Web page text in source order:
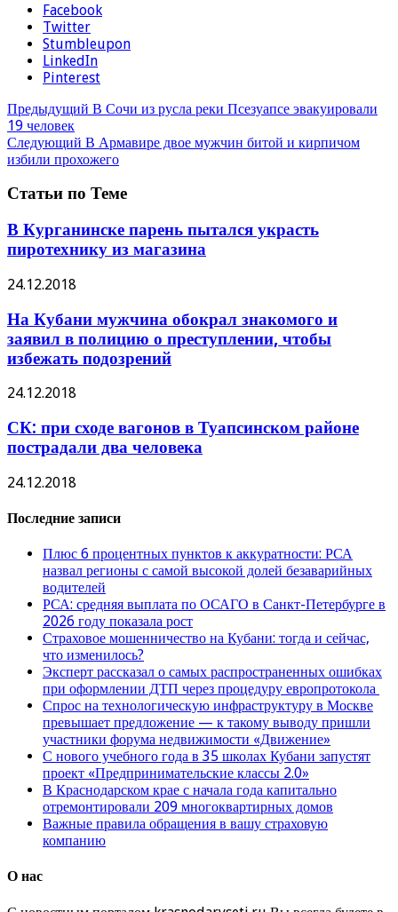
Facebook
Twitter
Stumbleupon
LinkedIn
Pinterest
Предыдущий В Сочи из русла реки Псезуапсе эвакуировали
19 человек
Следующий В Армавире двое мужчин битой и кирпичом
избили прохожего
Статьи по Теме
В Курганинске парень пытался украсть
пиротехнику из магазина
24.12.2018
На Кубани мужчина обокрал знакомого и
заявил в полицию о преступлении, чтобы
избежать подозрений
24.12.2018
СК: при сходе вагонов в Туапсинском районе
пострадали два человека
24.12.2018
Последние записи
Плюс 6 процентных пунктов к аккуратности: РСА
назвал регионы с самой высокой долей безаварийных
водителей
РСА: средняя выплата по ОСАГО в Санкт-Петербурге в
2026 году показала рост
Страховое мошенничество на Кубани: тогда и сейчас,
что изменилось?
Эксперт рассказал о самых распространенных ошибках
при оформлении ДТП через процедуру европротокола
Спрос на технологическую инфраструктуру в Москве
превышает предложение — к такому выводу пришли
участники форума недвижимости «Движение»
С нового учебного года в 35 школах Кубани запустят
проект «Предпринимательские классы 2.0»
В Краснодарском крае с начала года капитально
отремонтировали 209 многоквартирных домов
Важные правила обращения в вашу страховую
компанию
О нас